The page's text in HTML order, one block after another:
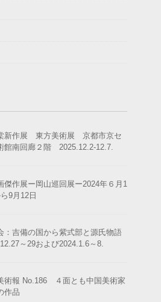
新作展 東方美術展 京都市京セ
館南回廊２階 2025.12.2-12.7.
傑作展ー岡山巡回展ー2024年６月1
9月12日
：吉備の国から紫式部と源氏物語
～29および2024.1.6～8.
術報 No.186 ４面とも中国美術家
作品